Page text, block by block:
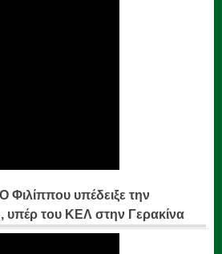
υπέδειξε την
του ΚΕΛ στην Γερακίνα